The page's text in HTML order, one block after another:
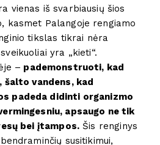
vienas iš svarbiausių šios
kasmet Palangoje rengiamo
tikslas tikrai nėra
yra „kieti“.
– pademonstruoti, kad
vandens, kad
padeda didinti organizmo
apsaugo ne tik
bei įtampos. Šis renginys
susitikimui,